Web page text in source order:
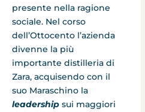
presente nella ragione
sociale. Nel corso
dell’Ottocento l’azienda
divenne la più
importante distilleria di
Zara, acquisendo con il
suo Maraschino la
leadership sui maggiori